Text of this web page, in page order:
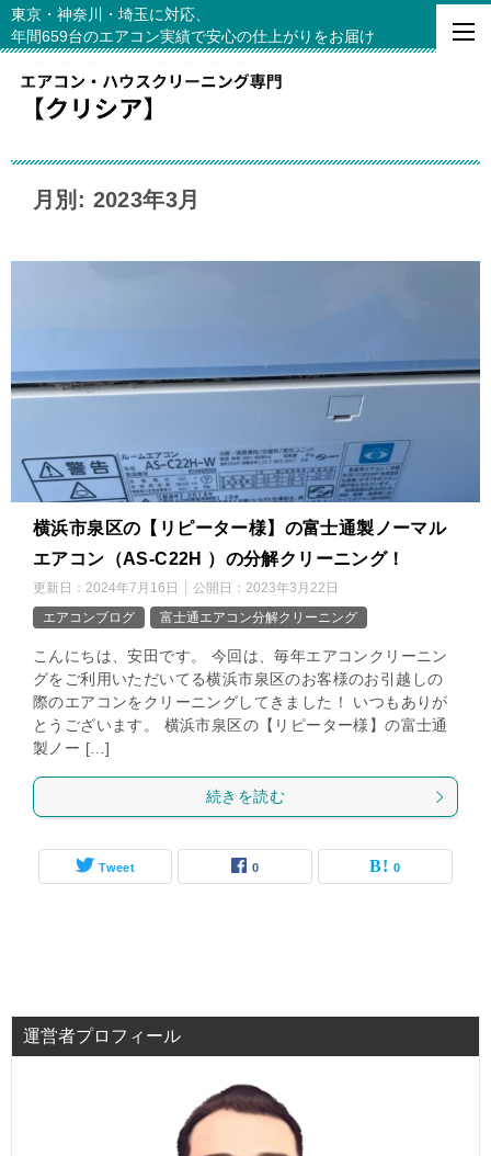
東京・神奈川・埼玉に対応、
年間659台のエアコン実績で安心の仕上がりをお届け
月別: 2023年3月
横浜市泉区の【リピーター様】の富士通製ノーマル
エアコン（AS-C22H ）の分解クリーニング！
更新日： 2024年7月16日 公開日： 2023年3月22日
エアコンブログ
富士通エアコン分解クリーニング
こんにちは、安田です。 今回は、毎年エアコンクリーニン
グをご利用いただいてる横浜市泉区のお客様のお引越しの
際のエアコンをクリーニングしてきました！ いつもありが
とうございます。 横浜市泉区の【リピーター様】の富士通
製ノー […]
続きを読む
Tweet 0 0
運営者プロフィール